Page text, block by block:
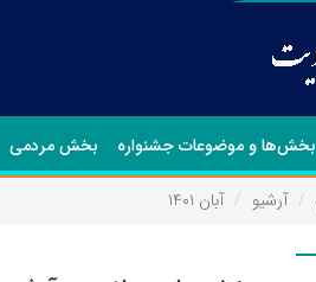
بخش‌ها و موضوعات جشنواره بخش مردمی
آرشیو آبان ۱۴۰۱